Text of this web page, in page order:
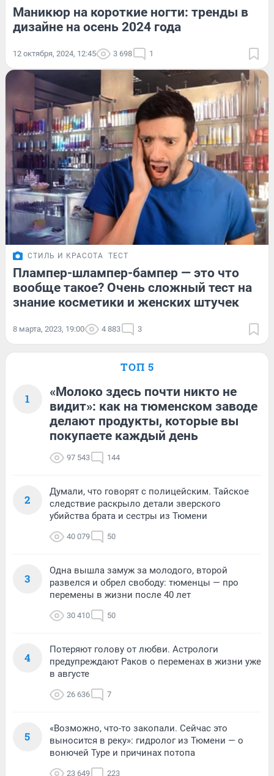
Маникюр на короткие ногти: тренды в
дизайне на осень 2024 года
12 октября, 2024, 12:45 3 698 1
СТИЛЬ И КРАСОТА ТЕСТ
Плампер-шлампер-бампер — это что
вообще такое? Очень сложный тест на
знание косметики и женских штучек
8 марта, 2023, 19:00 4 883 3
ТОП 5
1
«Молоко здесь почти никто не
видит»: как на тюменском заводе
делают продукты, которые вы
покупаете каждый день
97 543 144
2
Думали, что говорят с полицейским. Тайское
следствие раскрыло детали зверского
убийства брата и сестры из Тюмени
40 079 50
3
Одна вышла замуж за молодого, второй
развелся и обрел свободу: тюменцы — про
перемены в жизни после 40 лет
30 410 50
4
Потеряют голову от любви. Астрологи
предупреждают Раков о переменах в жизни уже
в августе
26 636 7
5
«Возможно, что-то закопали. Сейчас это
выносится в реку»: гидролог из Тюмени — о
вонючей Туре и причинах потопа
23 649 223